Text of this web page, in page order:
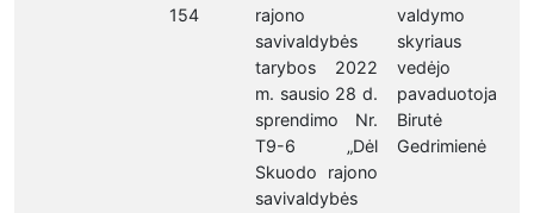
154
rajono
savivaldybės
tarybos 2022
m. sausio 28 d.
sprendimo Nr.
T9-6 „Dėl
Skuodo rajono
savivaldybės
valdymo
skyriaus
vedėjo
pavaduotoja
Birutė
Gedrimienė